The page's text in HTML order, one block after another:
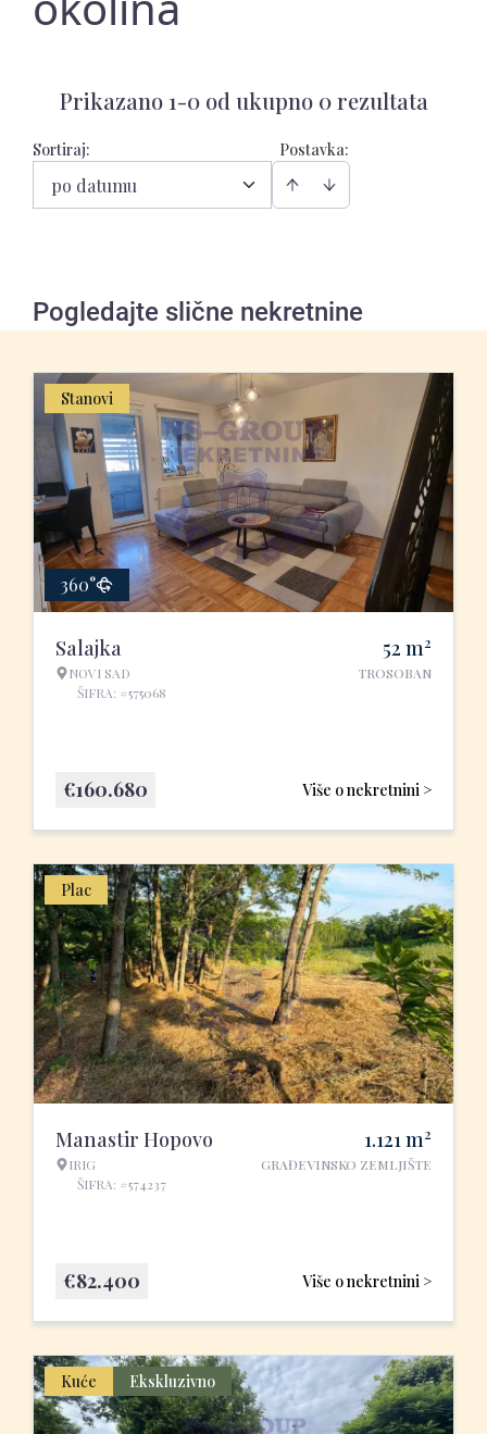
Prikazano 1-0 od ukupno 0 rezultata
Postavka:
Sortiraj:
po datumu
Pogledajte slične nekretnine
Stanovi
360°
Salajka
NOVI SAD
ŠIFRA: #575068
52 m2
TROSOBAN
Više o nekretnini >
€160.680
Plac
Manastir Hopovo
IRIG
ŠIFRA: #574237
1.121m2
GRAĐEVINSKO ZEMLJIŠTE
Više o nekretnini >
€82.400
Kuće Ekskluzivno